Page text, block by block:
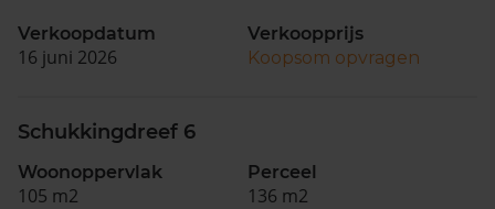
Verkoopdatum
16 juni 2026
Verkoopprijs
Koopsom opvragen
Schukkingdreef 6
Woonoppervlak
105 m2
Perceel
136 m2